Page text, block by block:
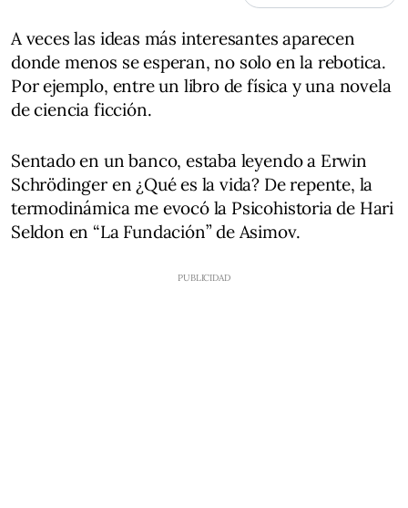
A veces las ideas más interesantes aparecen
donde menos se esperan, no solo en la rebotica.
Por ejemplo, entre un libro de física y una novela
de ciencia ficción.
Sentado en un banco, estaba leyendo a Erwin
Schrödinger en ¿Qué es la vida? De repente, la
termodinámica me evocó la Psicohistoria de Hari
Seldon en “La Fundación” de Asimov.